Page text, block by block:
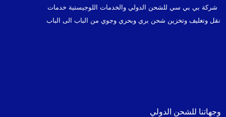
شركة بي بي سي للشحن الدولي والخدمات اللوجيستية خدمات
نقل وتغليف وتخزين شحن بري وبحري وجوي من الباب الى الباب
وجهاتنا للشحن الدولي